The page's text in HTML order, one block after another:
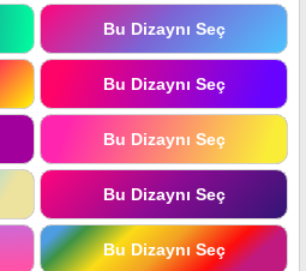
Bu Dizaynı Seç
Bu Dizaynı Seç
Bu Dizaynı Seç
Bu Dizaynı Seç
Bu Dizaynı Seç